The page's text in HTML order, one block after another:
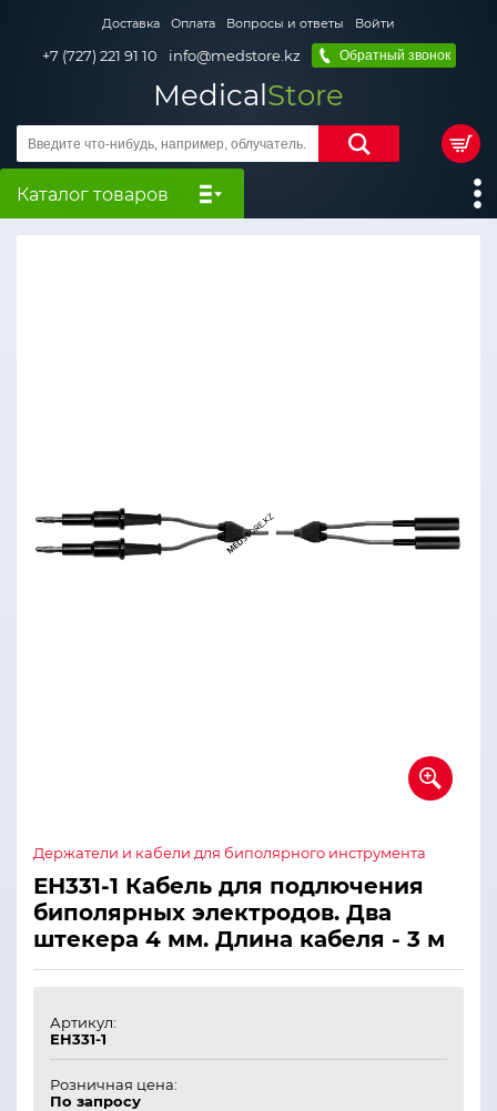
Доставка Оплата Вопросы и ответы Войти
+7 (727) 221 91 10 info@medstore.kz Обратный звонок
MedicalStore
Каталог товаров
Держатели и кабели для биполярного инструмента
ЕН331-1 Кабель для подлючения
биполярных электродов. Два
штекера 4 мм. Длина кабеля - 3 м
Артикул:
ЕН331-1
Розничная цена:
По запросу